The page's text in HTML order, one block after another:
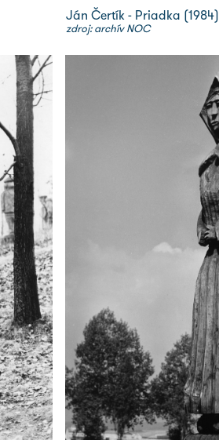
Ján Čertík - Priadka (1984)
zdroj: archív NOC